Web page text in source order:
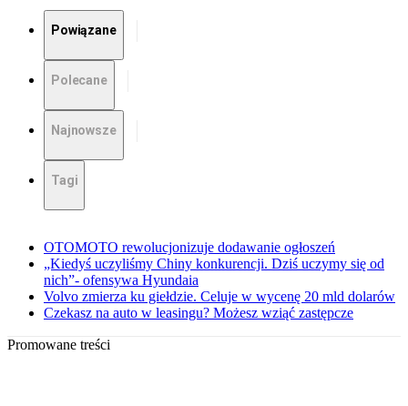
Powiązane
Polecane
Najnowsze
Tagi
OTOMOTO rewolucjonizuje dodawanie ogłoszeń
„Kiedyś uczyliśmy Chiny konkurencji. Dziś uczymy się od
nich”- ofensywa Hyundaia
Volvo zmierza ku giełdzie. Celuje w wycenę 20 mld dolarów
Czekasz na auto w leasingu? Możesz wziąć zastępcze
Promowane treści